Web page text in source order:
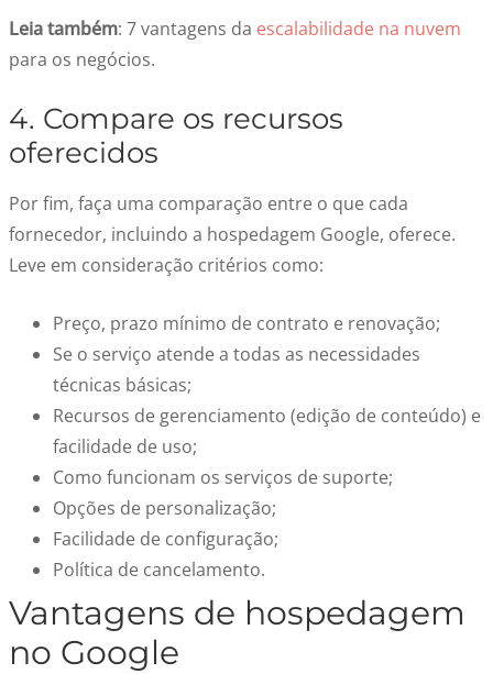
Leia também: 7 vantagens da escalabilidade na nuvem
para os negócios.
4. Compare os recursos
oferecidos
Por fim, faça uma comparação entre o que cada
fornecedor, incluindo a hospedagem Google, oferece.
Leve em consideração critérios como:
Preço, prazo mínimo de contrato e renovação;
Se o serviço atende a todas as necessidades
técnicas básicas;
Recursos de gerenciamento (edição de conteúdo) e
facilidade de uso;
Como funcionam os serviços de suporte;
Opções de personalização;
Facilidade de configuração;
Política de cancelamento.
Vantagens de hospedagem
no Google